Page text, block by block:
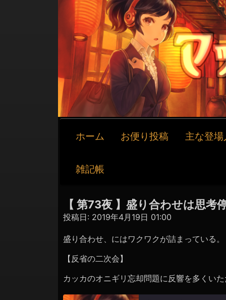
シ
ン
ホーム お便り投稿 主な登
雑記帳
【 第73夜 】盛り合わせは思考
投稿日: 2019年4月19日 01:00
盛り合わせ、にはワクワクが詰まっている。
【反省の二次会】
カッカのオニギリ忘却問題に反響を多くい